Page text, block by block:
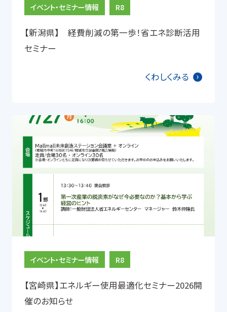
イベント・セミナー情報 R8
【新潟県】 経費削減の第一歩！省エネ診断活用
セミナー
くわしくみる
イベント・セミナー情報 R8
【宮崎県】エネルギー使用最適化セミナー2026開
催のお知らせ